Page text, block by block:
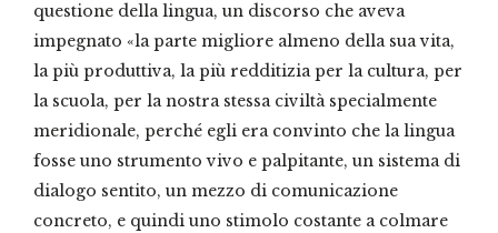
questione della lingua, un discorso che aveva
impegnato «la parte migliore almeno della sua vita,
la più produttiva, la più redditizia per la cultura, per
la scuola, per la nostra stessa civiltà specialmente
meridionale, perché egli era convinto che la lingua
fosse uno strumento vivo e palpitante, un sistema di
dialogo sentito, un mezzo di comunicazione
concreto, e quindi uno stimolo costante a colmare